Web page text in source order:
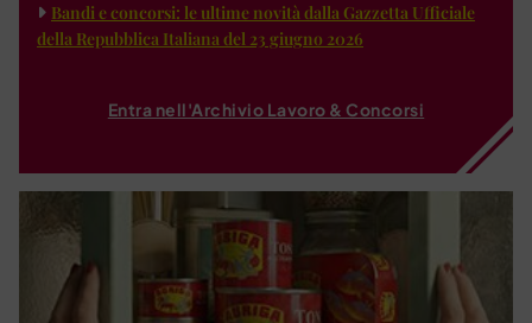
Bandi e concorsi: le ultime novità dalla Gazzetta Ufficiale
della Repubblica Italiana del 23 giugno 2026
Entra nell'Archivio Lavoro & Concorsi